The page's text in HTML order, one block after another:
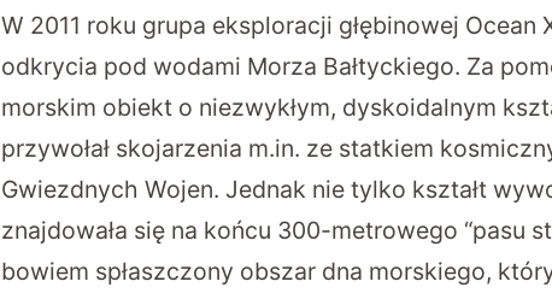
W 2011 roku grupa eksploracji głębinowej Ocean
odkrycia pod wodami Morza Bałtyckiego. Za
morskim obiekt o niezwykłym, dyskoidalnym
przywołał skojarzenia m.in. ze statkiem
Gwiezdnych Wojen. Jednak nie tylko kształt
znajdowała się na końcu 300-metrowego “pasu
bowiem spłaszczony obszar dna morskiego,